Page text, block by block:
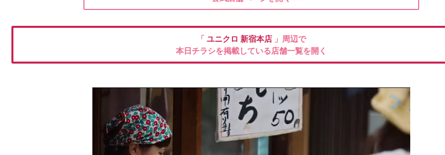
「 ユニクロ 新宿本店 」周辺で
本日チラシを掲載している店舗一覧を開く